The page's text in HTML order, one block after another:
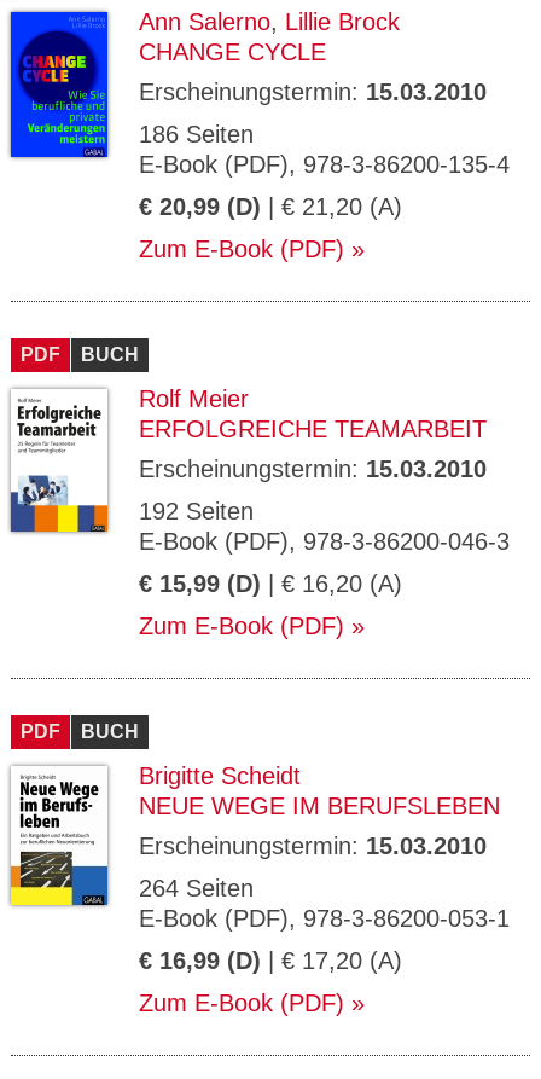
Ann Salerno, Lillie Brock
CHANGE CYCLE
Erscheinungstermin: 15.03.2010
186 Seiten
E-Book (PDF), 978-3-86200-135-4
€ 20,99 (D) | € 21,20 (A)
Zum E-Book (PDF)
PDF BUCH
Rolf Meier
ERFOLGREICHE TEAMARBEIT
Erscheinungstermin: 15.03.2010
192 Seiten
E-Book (PDF), 978-3-86200-046-3
€ 15,99 (D) | € 16,20 (A)
Zum E-Book (PDF)
PDF BUCH
Brigitte Scheidt
NEUE WEGE IM BERUFSLEBEN
Erscheinungstermin: 15.03.2010
264 Seiten
E-Book (PDF), 978-3-86200-053-1
€ 16,99 (D) | € 17,20 (A)
Zum E-Book (PDF)